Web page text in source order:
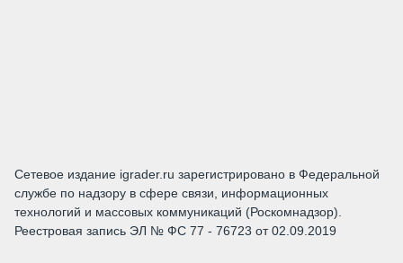
Сетевое издание igrader.ru зарегистрировано в Федеральной
службе по надзору в сфере связи, информационных
технологий и массовых коммуникаций (Роскомнадзор).
Реестровая запись ЭЛ № ФС 77 - 76723 от 02.09.2019